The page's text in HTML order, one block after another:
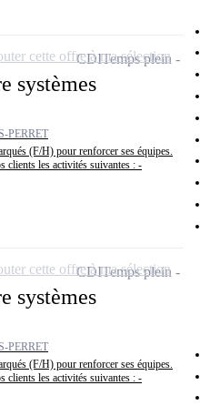
systèmes
PERRET
(F/H) pour renforcer ses équipes.
clients les activités suivantes : -
CDITemps plein
cette offre à ma sélection
systèmes
PERRET
(F/H) pour renforcer ses équipes.
clients les activités suivantes : -
CDITemps plein
cette offre à ma sélection